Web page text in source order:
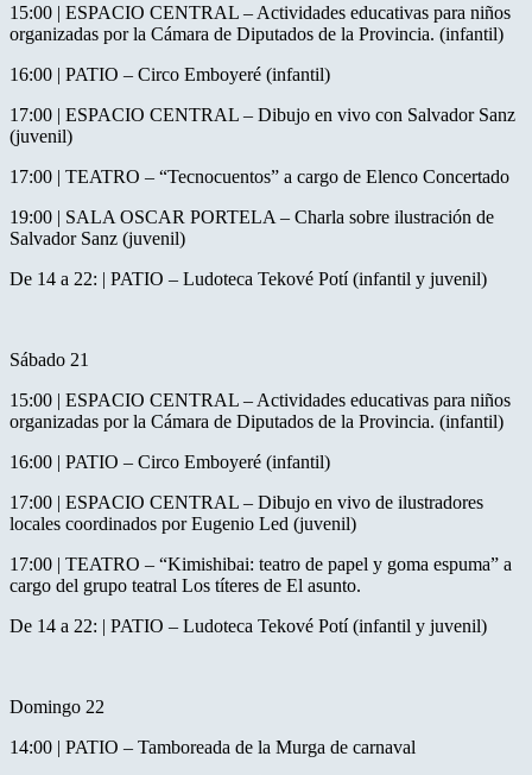
15:00 | ESPACIO CENTRAL – Actividades educativas para niños
organizadas por la Cámara de Diputados de la Provincia. (infantil)
16:00 | PATIO – Circo Emboyeré (infantil)
17:00 | ESPACIO CENTRAL – Dibujo en vivo con Salvador Sanz
(juvenil)
17:00 | TEATRO – “Tecnocuentos” a cargo de Elenco Concertado
19:00 | SALA OSCAR PORTELA – Charla sobre ilustración de
Salvador Sanz (juvenil)
De 14 a 22: | PATIO – Ludoteca Tekové Potí (infantil y juvenil)
Sábado 21
15:00 | ESPACIO CENTRAL – Actividades educativas para niños
organizadas por la Cámara de Diputados de la Provincia. (infantil)
16:00 | PATIO – Circo Emboyeré (infantil)
17:00 | ESPACIO CENTRAL – Dibujo en vivo de ilustradores
locales coordinados por Eugenio Led (juvenil)
17:00 | TEATRO – “Kimishibai: teatro de papel y goma espuma” a
cargo del grupo teatral Los títeres de El asunto.
De 14 a 22: | PATIO – Ludoteca Tekové Potí (infantil y juvenil)
Domingo 22
14:00 | PATIO – Tamboreada de la Murga de carnaval